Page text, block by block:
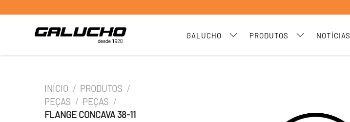
GALUCHO PRODUTOS NOTÍCIAS
INÍCIO / PRODUTOS /
PEÇAS / PEÇAS /
FLANGE CONCAVA 38-11